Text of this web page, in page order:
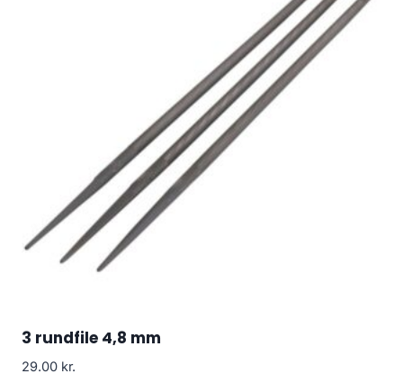
3 rundfile 4,8 mm
29.00 kr.